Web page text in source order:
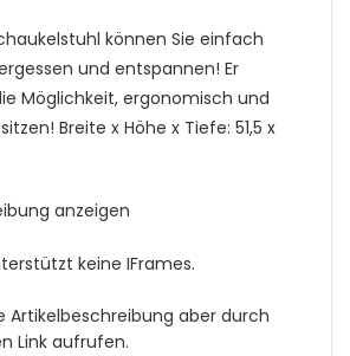
können Sie einfach
und entspannen! Er
Möglichkeit, ergonomisch und
Breite x Höhe x Tiefe: 51,5 x
anzeigen
keine IFrames.
Artikelbeschreibung aber durch
Link aufrufen.